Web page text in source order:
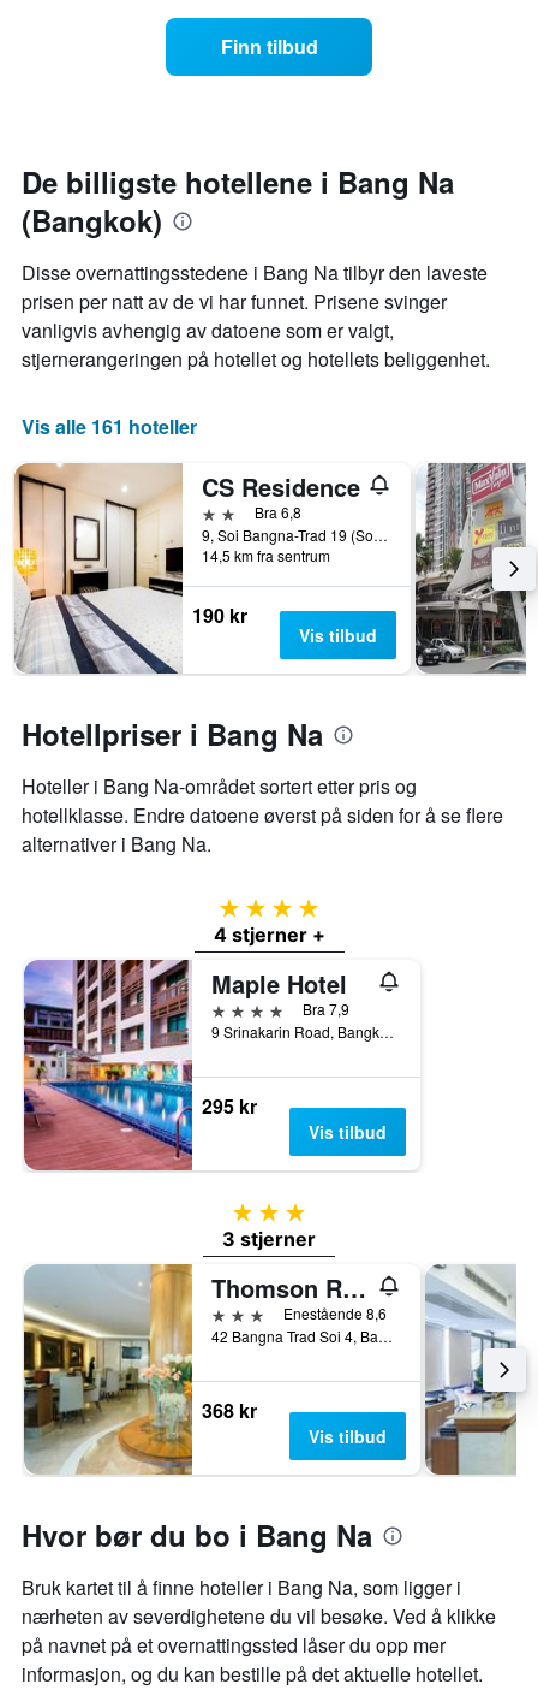
gjennomsnittsprisen
på
et
denne
helgen
funnet
de
siste
oppholdet
Diagrammets
1
X-
viser
antall
dager
før
oppholdet
1
akse
viser
gjennomsnittsprisen
rom
Finn tilbud
De billigste hotellene i Bang Na
(Bangkok)
Disse overnattingsstedene i Bang Na tilbyr den laveste
prisen per natt av de vi har funnet. Prisene svinger
vanligvis avhengig av datoene som er valgt,
stjernerangeringen på hotellet og hotellets beliggenhet.
Vis alle 161 hoteller
CS Residence
2 stjernerBra 6,8
9, Soi Bangna-Trad 19 (Soi Udomsuk 42/ Soi Chalieng 1), Bangna, Bangkok, Thailand
14,5 km fra sentrum
190 kr
Vis tilbud
Hotellpriser i Bang Na
Hoteller i Bang Na-området sortert etter pris og
hotellklasse. Endre datoene øverst på siden for å se flere
alternativer i Bang Na.
4 stjerner
4 stjerner +
Maple Hotel
4 stjerner
Bra 7,9
9 Srinakarin Road, Bangkok, Thailand
295 kr
Vis tilbud
3 stjerner
3 stjerner
Thomson Residence Hotel
3 stjernerEnestående 8,6
42 Bangna Trad Soi 4, Bangna Trad Road, Bangkok, Thailand
368 kr
Vis tilbud
Hvor bør du bo i Bang Na
Bruk kartet til å finne hoteller i Bang Na, som ligger i
nærheten av severdighetene du vil besøke. Ved å klikke
på navnet på et overnattingssted låser du opp mer
informasjon, og du kan bestille på det aktuelle hotellet.